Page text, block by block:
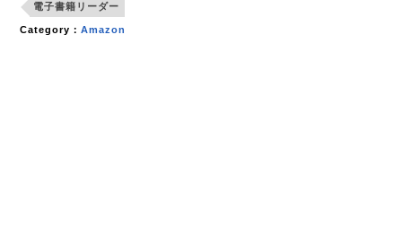
電子書籍リーダー
Category：Amazon